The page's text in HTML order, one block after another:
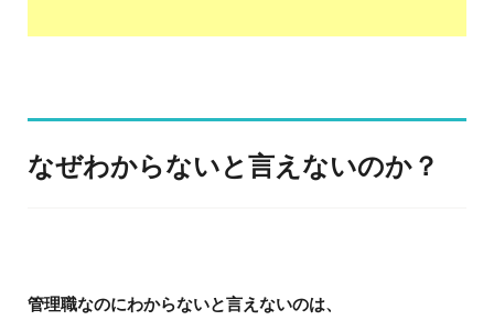
なぜわからないと言えないのか？
管理職なのにわからないと言えないのは、